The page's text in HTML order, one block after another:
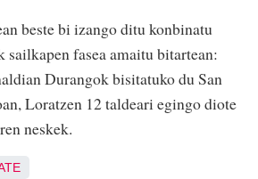
beste bi izango ditu konbinatu
sailkapen fasea amaitu bitartean:
Durangok bisitatuko du San
Loratzen 12 taldeari egingo diote
neskek.